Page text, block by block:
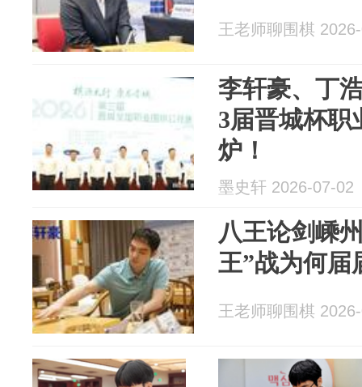
王老师聊围棋
李轩豪、丁
3届晋城杯职
炉！
墨史轩 2026-07-02
八王论剑嵊
王”战为何届
王老师聊围棋